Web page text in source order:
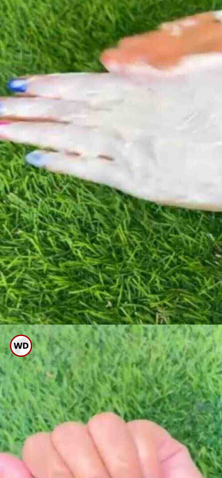
10 ನಿಮಿಷ ಬಿಟ್ಟು ಕೈಗಳನ್ನು
ತೊಳೆದುಕೊಳ್ಳಿ